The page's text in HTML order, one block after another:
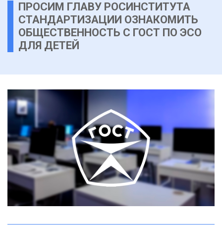
ПРОСИМ ГЛАВУ РОСИНСТИТУТА
СТАНДАРТИЗАЦИИ ОЗНАКОМИТЬ
ОБЩЕСТВЕННОСТЬ С ГОСТ ПО ЭСО
ДЛЯ ДЕТЕЙ